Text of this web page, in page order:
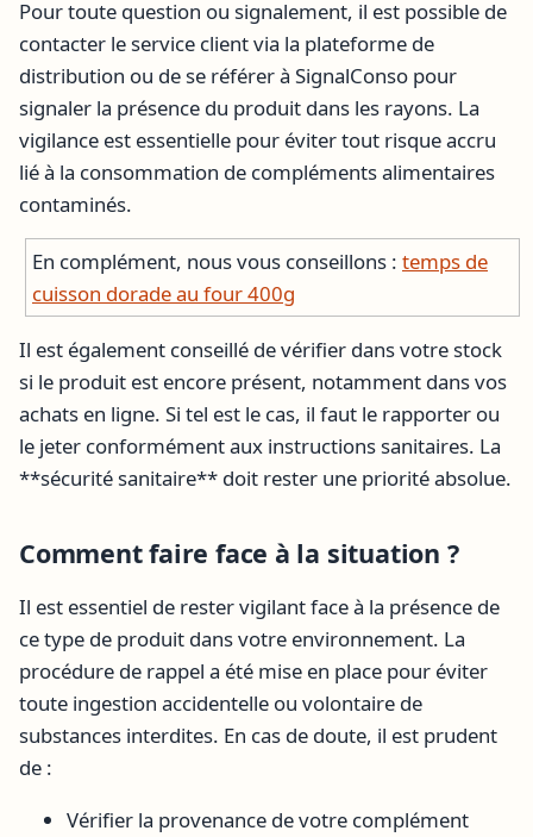
Pour toute question ou signalement, il est possible de
contacter le service client via la plateforme de
distribution ou de se référer à SignalConso pour
signaler la présence du produit dans les rayons. La
vigilance est essentielle pour éviter tout risque accru
lié à la consommation de compléments alimentaires
contaminés.
En complément, nous vous conseillons : temps de
cuisson dorade au four 400g
Il est également conseillé de vérifier dans votre stock
si le produit est encore présent, notamment dans vos
achats en ligne. Si tel est le cas, il faut le rapporter ou
le jeter conformément aux instructions sanitaires. La
**sécurité sanitaire** doit rester une priorité absolue.
Comment faire face à la situation ?
Il est essentiel de rester vigilant face à la présence de
ce type de produit dans votre environnement. La
procédure de rappel a été mise en place pour éviter
toute ingestion accidentelle ou volontaire de
substances interdites. En cas de doute, il est prudent
de :
Vérifier la provenance de votre complément